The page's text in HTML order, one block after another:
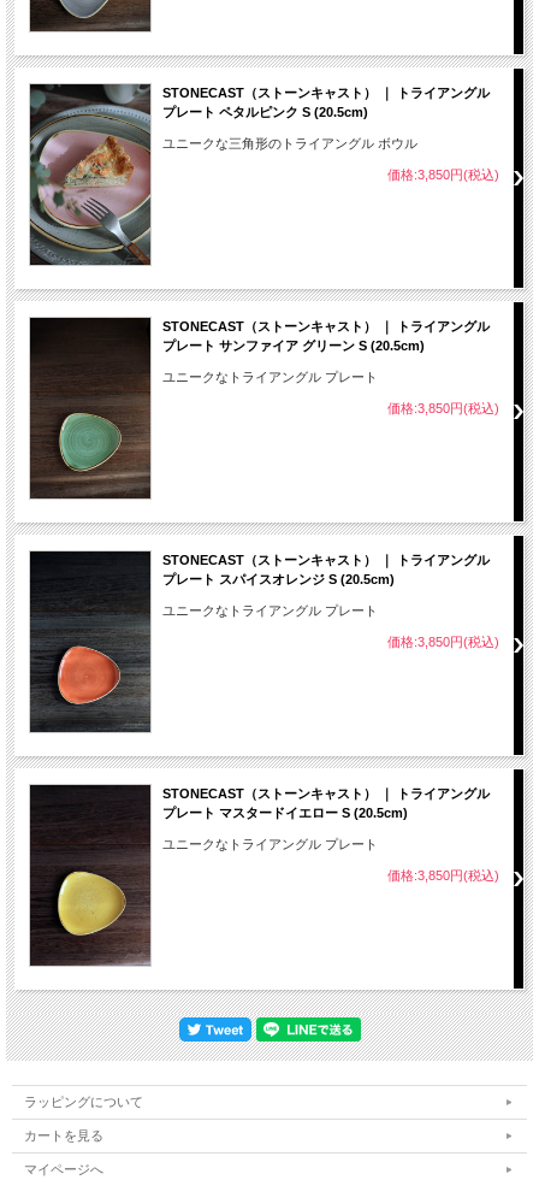
STONECAST（ストーンキャスト） ｜ トライアングル
プレート ペタルピンク S (20.5cm)
ユニークな三角形のトライアングル ボウル
価格:3,850円(税込)
STONECAST（ストーンキャスト） ｜ トライアングル
プレート サンファイア グリーン S (20.5cm)
ユニークなトライアングル プレート
価格:3,850円(税込)
STONECAST（ストーンキャスト） ｜ トライアングル
プレート スパイスオレンジ S (20.5cm)
ユニークなトライアングル プレート
価格:3,850円(税込)
STONECAST（ストーンキャスト） ｜ トライアングル
プレート マスタードイエロー S (20.5cm)
ユニークなトライアングル プレート
価格:3,850円(税込)
ラッピングについて
カートを見る
マイページへ